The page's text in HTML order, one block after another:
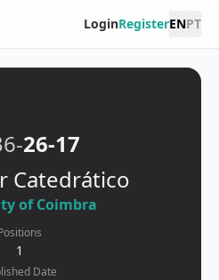
LoginRegisterENPT
26-17
Catedrático
of Coimbra
1
Date